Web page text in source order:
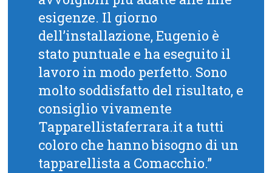
esigenze. Il giorno
dell’installazione, Eugenio è
stato puntuale e ha eseguito il
lavoro in modo perfetto. Sono
molto soddisfatto del risultato, e
consiglio vivamente
Tapparellistaferrara.it a tutti
coloro che hanno bisogno di un
tapparellista a Comacchio.”